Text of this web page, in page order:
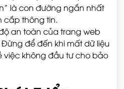
là con đường ngắn nhất
cắp thông tin.
an toàn của trang web
để đến khi mất dữ liệu
việc không đầu tư cho bảo